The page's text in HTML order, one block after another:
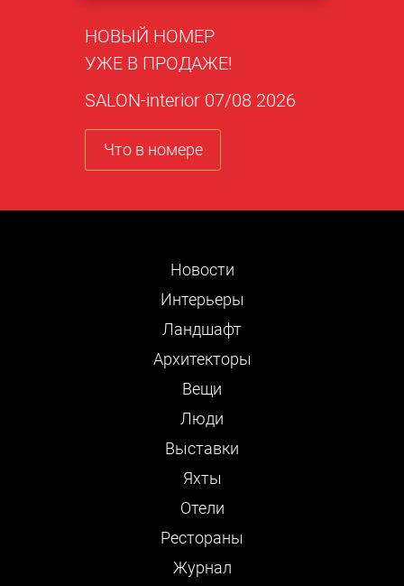
НОВЫЙ НОМЕР
УЖЕ В ПРОДАЖЕ!
SALON-interior 07/08 2026
Что в номере
Новости
Интерьеры
Ландшафт
Архитекторы
Вещи
Люди
Выставки
Яхты
Отели
Рестораны
Журнал